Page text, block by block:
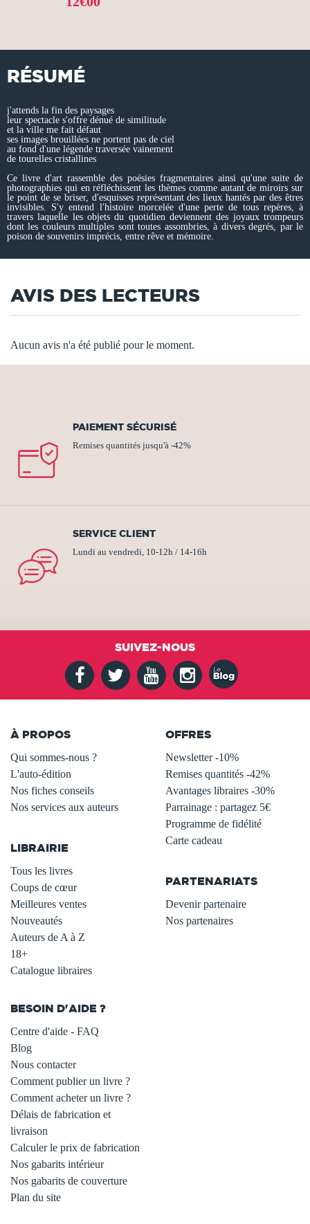
RÉSUMÉ
j'attends la fin des paysages
leur spectacle s'offre dénué de similitude
et la ville me fait défaut
ses images brouillées ne portent pas de ciel
au fond d'une légende traversée vainement
de tourelles cristallines
Ce livre d'art rassemble des poésies fragmentaires ainsi qu'une suite de
photographies qui en réfléchissent les thèmes comme autant de miroirs sur
le point de se briser, d'esquisses représentant des lieux hantés par des êtres
invisibles. S'y entend l'histoire morcelée d'une perte de tous repères, à
travers laquelle les objets du quotidien deviennent des joyaux trompeurs
dont les couleurs multiples sont toutes assombries, à divers degrés, par le
poison de souvenirs imprécis, entre rêve et mémoire.
AVIS DES LECTEURS
Aucun avis n'a été publié pour le moment.
PAIEMENT SÉCURISÉ
Remises quantités jusqu'à -42%
SERVICE CLIENT
Lundi au vendredi, 10-12h / 14-16h
SUIVEZ-NOUS
À PROPOS
Qui sommes-nous ?
L'auto-édition
Nos fiches conseils
Nos services aux auteurs
LIBRAIRIE
Tous les livres
Coups de cœur
Meilleures ventes
Nouveautés
Auteurs de A à Z
18+
Catalogue libraires
OFFRES
Newsletter -10%
Remises quantités -42%
Avantages libraires -30%
Parrainage : partagez 5€
Programme de fidélité
Carte cadeau
PARTENARIATS
Devenir partenaire
Nos partenaires
BESOIN D'AIDE ?
Centre d'aide - FAQ
Blog
Nous contacter
Comment publier un livre ?
Comment acheter un livre ?
Délais de fabrication et
livraison
Calculer le prix de fabrication
Nos gabarits intérieur
Nos gabarits de couverture
Plan du site